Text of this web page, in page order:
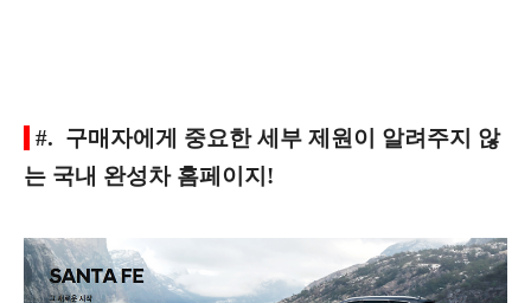
#. 구매자에게 중요한 세부 제원이 알려주지 않
는 국내 완성차 홈페이지!